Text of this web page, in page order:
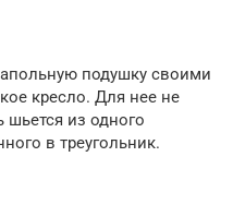
подушку своими
кресло. Для нее не
шьется из одного
в треугольник.